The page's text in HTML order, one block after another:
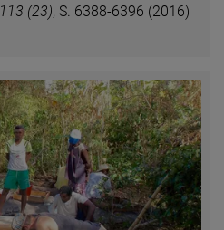
113 (23), S. 6388-6396 (2016)